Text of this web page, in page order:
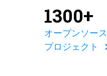
1300+
オープンソース
プロジェクト